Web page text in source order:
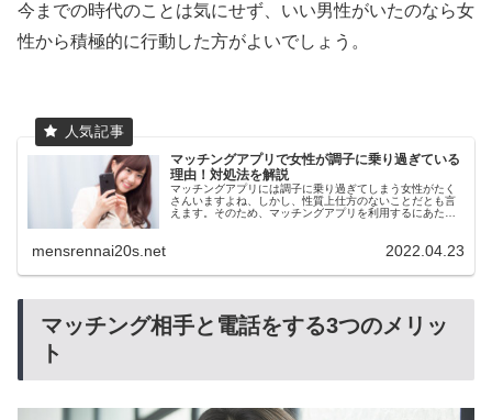
今までの時代のことは気にせず、いい男性がいたのなら女
性から積極的に行動した方がよいでしょう。
マッチングアプリで女性が調子に乗り過ぎている
理由！対処法を解説
マッチングアプリには調子に乗り過ぎてしまう女性がたく
さんいますよね、しかし、性質上仕方のないことだとも言
えます。そのため、マッチングアプリを利用するにあたっ
mensrennai20s.net 2022.04.23
マッチング相手と電話をする3つのメリッ
ト